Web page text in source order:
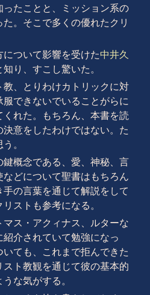
たことと、ミッション系の
。そこで多くの優れたクリ
ついて影響を受けた中井久
知り、すこし驚いた。
、とりわけカトリックに対
できないでいることがらに
れた。もちろん、本書を読
意をしたわけではない。た
。
概念である、愛、神秘、言
どについて聖書はもちろん
の言葉を通じて解説をして
ストも参考になる。
ス・アクィナス、ルターな
介されていて勉強になっ
ても、これまで拒んできた
ト教観を通じて彼の基本的
な気がする。